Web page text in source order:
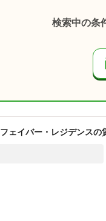
検索中の条
フェイバー・レジデンスの